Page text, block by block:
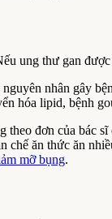
ung thư gan
nhân gây
hóa lipid, bệnh
đơn của bác
chế ăn thức ăn
mỡ bụng.